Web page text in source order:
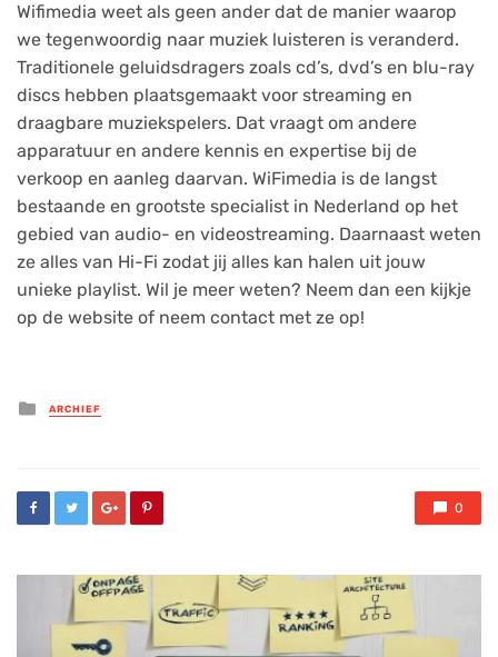
Wifimedia weet als geen ander dat de manier waarop
we tegenwoordig naar muziek luisteren is veranderd.
Traditionele geluidsdragers zoals cd’s, dvd’s en blu-ray
discs hebben plaatsgemaakt voor streaming en
draagbare muziekspelers. Dat vraagt om andere
apparatuur en andere kennis en expertise bij de
verkoop en aanleg daarvan. WiFimedia is de langst
bestaande en grootste specialist in Nederland op het
gebied van audio- en videostreaming. Daarnaast weten
ze alles van Hi-Fi zodat jij alles kan halen uit jouw
unieke playlist. Wil je meer weten? Neem dan een kijkje
op de website of neem contact met ze op!
Posted
in
ARCHIEF
0